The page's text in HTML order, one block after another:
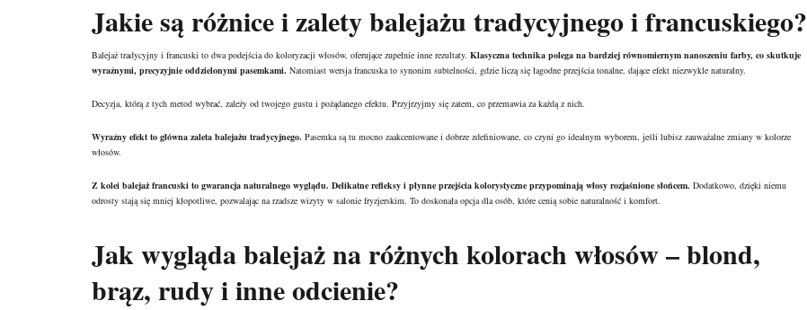
Jakie są różnice i zalety balejażu tradycyjnego i francuskiego?
Balejaż tradycyjny i francuski to dwa podejścia do koloryzacji włosów, oferujące zupełnie inne rezultaty. Klasyczna technika polega na bardziej równomiernym nanoszeniu farby, co skutkuje
wyraźnymi, precyzyjnie oddzielonymi pasemkami. Natomiast wersja francuska to synonim subtelności, gdzie liczą się łagodne przejścia tonalne, dające efekt niezwykle naturalny.
Decyzja, którą z tych metod wybrać, zależy od twojego gustu i pożądanego efektu. Przyjrzyjmy się zatem, co przemawia za każdą z nich.
Wyraźny efekt to główna zaleta balejażu tradycyjnego. Pasemka są tu mocno zaakcentowane i dobrze zdefiniowane, co czyni go idealnym wyborem, jeśli lubisz zauważalne zmiany w kolorze
włosów.
Z kolei balejaż francuski to gwarancja naturalnego wyglądu. Delikatne refleksy i płynne przejścia kolorystyczne przypominają włosy rozjaśnione słońcem. Dodatkowo, dzięki niemu
odrosty stają się mniej kłopotliwe, pozwalając na rzadsze wizyty w salonie fryzjerskim. To doskonała opcja dla osób, które cenią sobie naturalność i komfort.
Jak wygląda balejaż na różnych kolorach włosów– blond,
brąz, rudy i inne odcienie?